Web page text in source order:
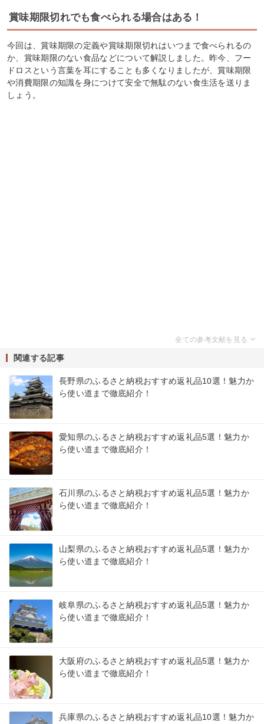
賞味期限切れでも食べられる場合はある！
今回は、賞味期限の定義や賞味期限切れはいつまで食べられるの
か、賞味期限のない食品などについて解説しました。昨今、フー
ドロスという言葉を耳にすることも多くなりましたが、賞味期限
や消費期限の知識を身につけて安全で無駄のない食生活を送りま
しょう。
関連する記事
長野県のふるさと納税おすすめ返礼品10選！魅力か
ら使い道まで徹底紹介！
愛知県のふるさと納税おすすめ返礼品5選！魅力か
ら使い道まで徹底紹介！
石川県のふるさと納税おすすめ返礼品5選！魅力か
ら使い道まで徹底紹介！
山梨県のふるさと納税おすすめ返礼品5選！魅力か
ら使い道まで徹底紹介！
岐阜県のふるさと納税おすすめ返礼品5選！魅力か
ら使い道まで徹底紹介！
大阪府のふるさと納税おすすめ返礼品5選！魅力か
ら使い道まで徹底紹介！
兵庫県のふるさと納税おすすめ返礼品10選！魅力か